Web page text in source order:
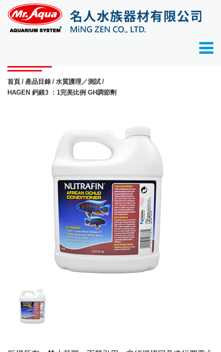
首頁 產品目錄
水質護理／測試
HAGEN 鈣鎂3 ：1完美比例 GH調節劑